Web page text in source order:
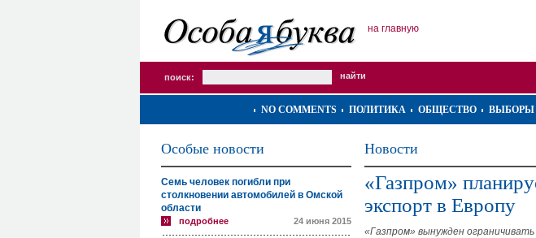
на главную
поиск:
NO COMMENTS ПОЛИТИКА ОБЩЕСТВО ВЫБОРЫ
Особые новости
Семь человек погибли при
столкновении автомобилей в Омской
области
подробнее 24 июня 2015
Новости
«Газпром»
экспорт в Европу
«Газпром» вынужден